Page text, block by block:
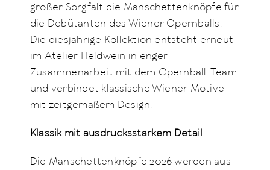
großer Sorgfalt die Manschettenknöpfe für
die Debütanten des Wiener Opernballs.
Die diesjährige Kollektion entsteht erneut
im Atelier Heldwein in enger
Zusammenarbeit mit dem Opernball-Team
und verbindet klassische Wiener Motive
mit zeitgemäßem Design.
Klassik mit ausdrucksstarkem Detail
Die Manschettenknöpfe 2026 werden aus